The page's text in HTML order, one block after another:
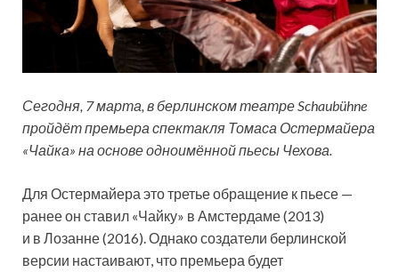
Сегодня, 7 марта, в берлинском театре Schaubühne
пройдёт премьера спектакля Томаса Остермайера
«Чайка» на основе одноимённой пьесы Чехова.
Для Остермайера это третье обращение к пьесе —
ранее он ставил «Чайку» в Амстердаме (2013)
и в Лозанне (2016). Однако создатели берлинской
версии настаивают, что премьера будет